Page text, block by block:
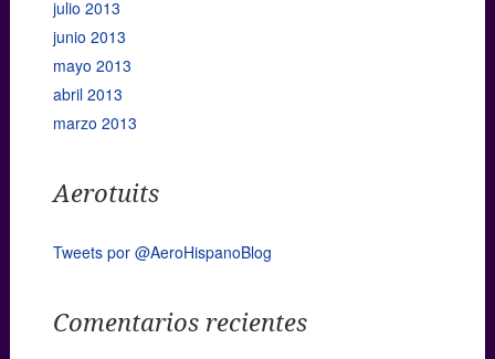
julio 2013
junio 2013
mayo 2013
abril 2013
marzo 2013
Aerotuits
Tweets por @AeroHispanoBlog
Comentarios recientes